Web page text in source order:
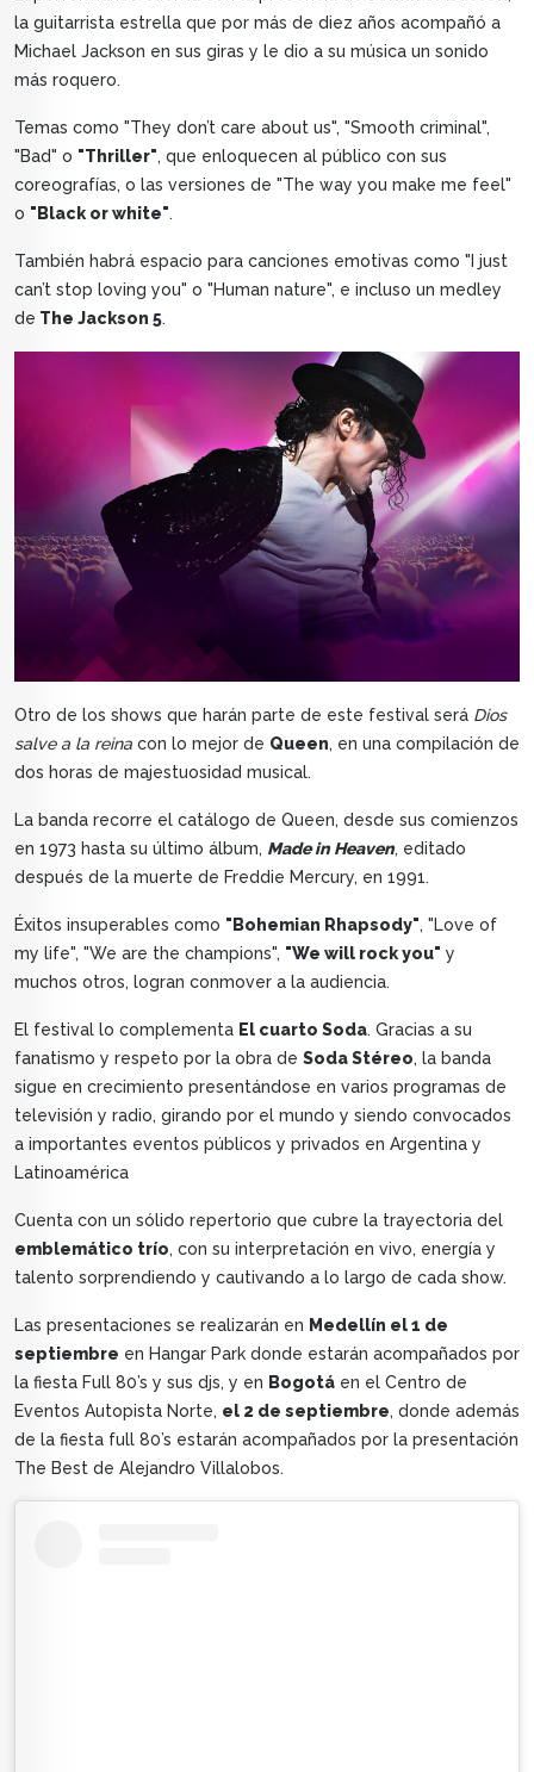
la guitarrista estrella que por más de diez años acompañó a
Michael Jackson en sus giras y le dio a su música un sonido
más roquero.
Temas como "They don’t care about us", "Smooth criminal",
"Bad" o "Thriller", que enloquecen al público con sus
coreografías, o las versiones de "The way you make me feel"
o "Black or white".
También habrá espacio para canciones emotivas como "I just
can’t stop loving you" o "Human nature", e incluso un medley
de The Jackson 5.
Otro de los shows que harán parte de este festival será Dios
salve a la reina con lo mejor de Queen, en una compilación de
dos horas de majestuosidad musical.
La banda recorre el catálogo de Queen, desde sus comienzos
en 1973 hasta su último álbum, Made in Heaven, editado
después de la muerte de Freddie Mercury, en 1991.
Éxitos insuperables como "Bohemian Rhapsody", "Love of
my life", "We are the champions", "We will rock you" y
muchos otros, logran conmover a la audiencia.
El festival lo complementa El cuarto Soda. Gracias a su
fanatismo y respeto por la obra de Soda Stéreo, la banda
sigue en crecimiento presentándose en varios programas de
televisión y radio, girando por el mundo y siendo convocados
a importantes eventos públicos y privados en Argentina y
Latinoamérica
Cuenta con un sólido repertorio que cubre la trayectoria del
emblemático trío, con su interpretación en vivo, energía y
talento sorprendiendo y cautivando a lo largo de cada show.
Las presentaciones se realizarán en Medellín el 1 de
septiembre en Hangar Park donde estarán acompañados por
la fiesta Full 80’s y sus djs, y en Bogotá en el Centro de
Eventos Autopista Norte, el 2 de septiembre, donde además
de la fiesta full 80’s estarán acompañados por la presentación
The Best de Alejandro Villalobos.